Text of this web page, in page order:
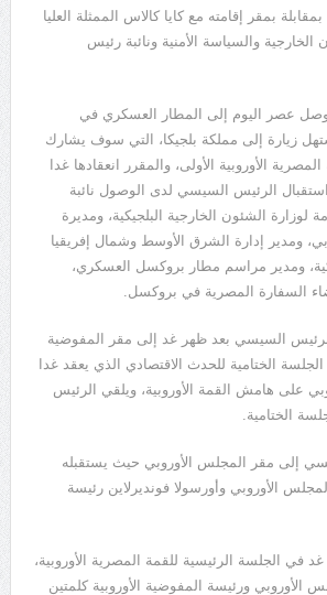
بمقر إقامته مع كايا كالاس الممثلة العليا
الخارجية والسياسة الأمنية ونائبة رئيس
عصر اليوم إلى المطار العسكري في
زيارة إلى مملكة بلجيكا، التي سوف يشارك
الأوروبية الأولى، والمقرر انعقادها غدا
الرئيس السيسي لدى الوصول نائبة
لوزارة الشئون الخارجية البلجيكية، ومديرة
ومدير إدارة الشرق الأوسط وشمال إفريقيا
ومدير مراسم مطار بروكسل العسكري،
السفارة المصرية في بروكسل.
السيسي بعد ظهر غد إلى مقر المفوضية
الختامية للحدث الاقتصادي الذي يعقد غدا
على هامش القمة الأوروبية، ويلقي الرئيس
الختامية.
إلى مقر المجلس الأوروبي حيث يستقبله
الأوروبي وأورسولا فونديرلاين رئيسة
في الجلسة الرئيسية للقمة المصرية الأوروبية،
ورئيسة المفوضية الأوروبية كلمتين